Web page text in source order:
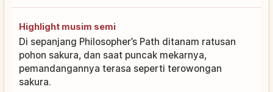
Highlight musim semi
Di sepanjang Philosopher’s Path ditanam ratusan
pohon sakura, dan saat puncak mekarnya,
pemandangannya terasa seperti terowongan
sakura.